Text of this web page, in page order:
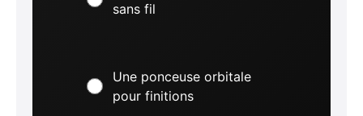
sans fil
Une ponceuse orbitale
pour finitions